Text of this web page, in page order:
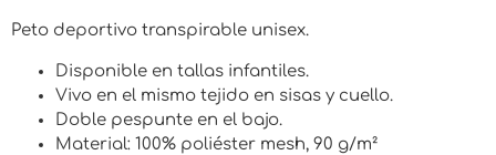
Peto deportivo transpirable unisex.
Disponible en tallas infantiles.
Vivo en el mismo tejido en sisas y cuello.
Doble pespunte en el bajo.
Material: 100% poliéster mesh, 90 g/m²